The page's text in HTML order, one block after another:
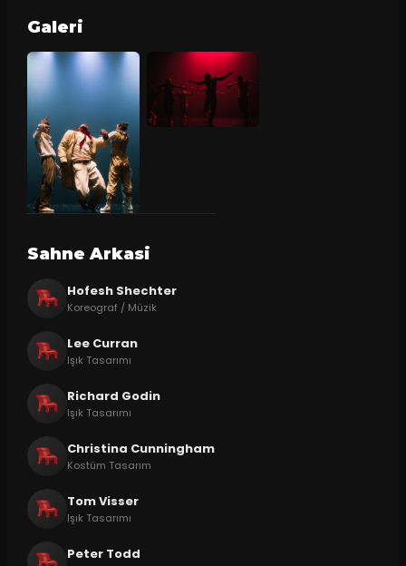
Galeri
Sahne Arkasi
Hofesh Shechter
Koreograf / Müzik
Lee Curran
Işık Tasarımı
Richard Godin
Işık Tasarımı
Christina Cunningham
Kostüm Tasarım
Tom Visser
Işık Tasarımı
Peter Todd